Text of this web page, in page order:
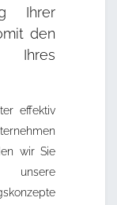
Ihrer
den
Ihres
effektiv
wir Sie
unsere